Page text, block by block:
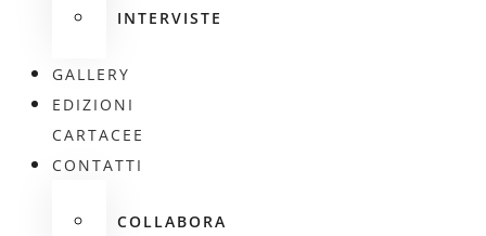
INTERVISTE
GALLERY
EDIZIONI
CARTACEE
CONTATTI
COLLABORA